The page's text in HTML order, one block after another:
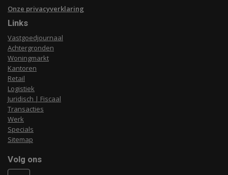
Onze privacyverklaring
Links
Vastgoedjournaal
Achtergronden
Woningmarkt
Kantoren
Retail
Logistiek
Juridisch | Fiscaal
Transacties
Werk
Specials
Sitemap
Volg ons